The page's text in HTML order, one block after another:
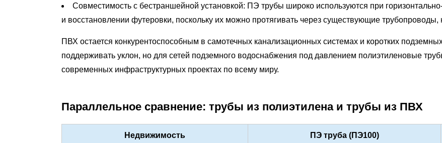
из
ПВХ
Выбирайте
полиэтиленовую
трубу,
Выбирайте
трубы
Совместимость с бестраншейной установкой: ПЭ трубы широко используются при
и восстановлении футеровки, поскольку их можно протягивать через существующие трубопроводы,
ПВХ остается конкурентоспособным в самотечных канализационных системах и коротких подземных
поддерживать уклон, но для сетей подземного водоснабжения под давлением полиэтиленовые
современных инфраструктурных проектах по всему миру.
Параллельное сравнение: трубы из полиэтилена и трубы из ПВХ
Недвижимость ПЭ труба (ПЭ100)